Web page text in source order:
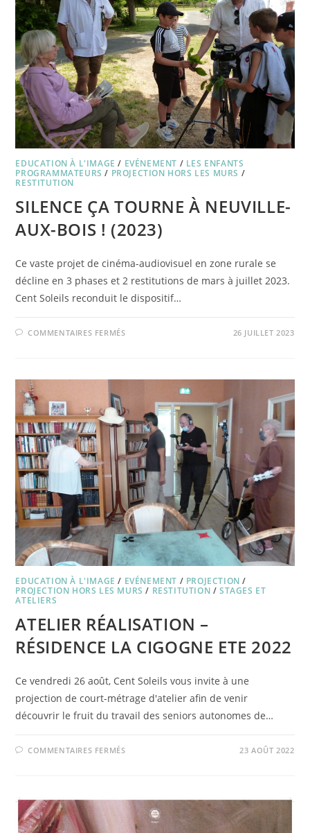
EDUCATION À L'IMAGE / EVÉNEMENT / LES ENFANTS
PROGRAMMATEURS / PROJECTION HORS LES MURS /
RESTITUTION
SILENCE ÇA TOURNE À NEUVILLE-
AUX-BOIS ! (2023)
Ce vaste projet de cinéma-audiovisuel en zone rurale se
décline en 3 phases et 2 restitutions de mars à juillet 2023.
Cent Soleils reconduit le dispositif…
COMMENTAIRES FERMÉSSUR
NEUVILLE-
(2023)
26 JUILLET 2023
EDUCATION À L'IMAGE / EVÉNEMENT / PROJECTION /
PROJECTION HORS LES MURS / RESTITUTION /STAGES ET
ATELIERS
ATELIER RÉALISATION –
RÉSIDENCE LA CIGOGNE ETE 2022
Ce vendredi 26 août, Cent Soleils vous invite à une
projection de court-métrage d'atelier afin de venir
découvrir le fruit du travail des seniors autonomes de…
COMMENTAIRES FERMÉSSUR
CIGOGNE
2022
23 AOÛT 2022